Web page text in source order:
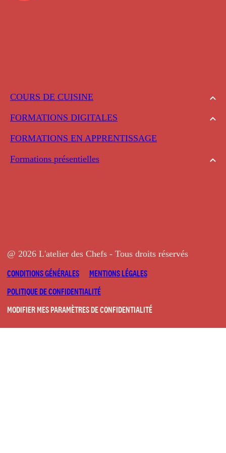
COURS DE CUISINE
FORMATIONS DIGITALES
FORMATIONS EN APPRENTISSAGE
Formations présentielles
@ 2026 L'atelier des Chefs - Tous droits réservés
CONDITIONS GÉNÉRALES
MENTIONS LÉGALES
POLITIQUE DE CONFIDENTIALITÉ
MODIFIER MES PARAMÈTRES DE CONFIDENTIALITÉ